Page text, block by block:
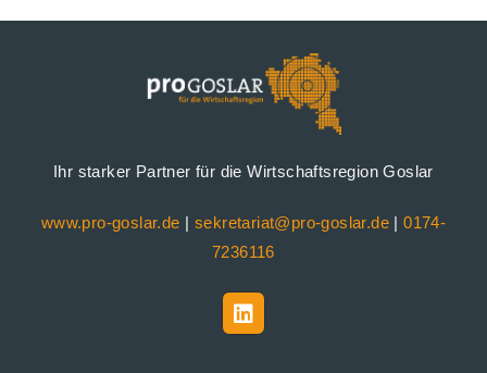
Ihr starker Partner für die Wirtschaftsregion Goslar
www.pro-goslar.de | sekretariat@pro-goslar.de|0174-
7236116